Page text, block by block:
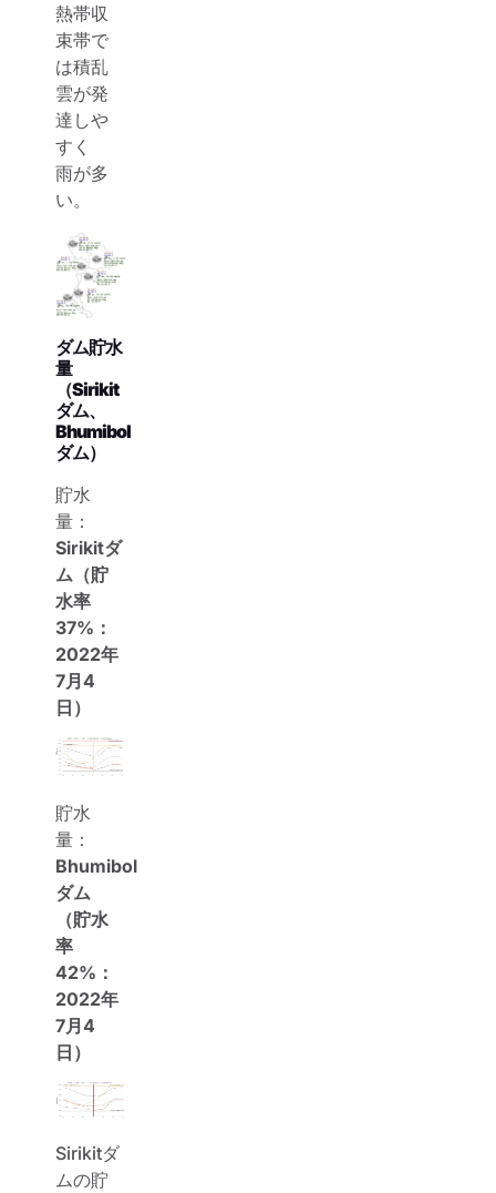
熱帯収
束帯で
は積乱
雲が発
達しや
すく
雨が多
い。
ダム貯水
量
（Sirikit
ダム、
Bhumibol
ダム）
貯水
量：
Sirikitダ
ム（貯
水率
37%：
2022年
7月4
日）
貯水
量：
Bhumibol
ダム
（貯水
率
42%：
2022年
7月4
日）
Sirikitダ
ムの貯